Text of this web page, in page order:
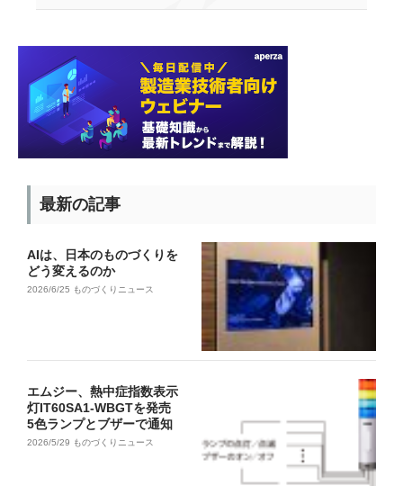
最新の記事
AIは、日本のものづくりを
どう変えるのか
2026/6/25 ものづくりニュース
エムジー、熱中症指数表示
灯IT60SA1-WBGTを発売
5色ランプとブザーで通知
2026/5/29 ものづくりニュース